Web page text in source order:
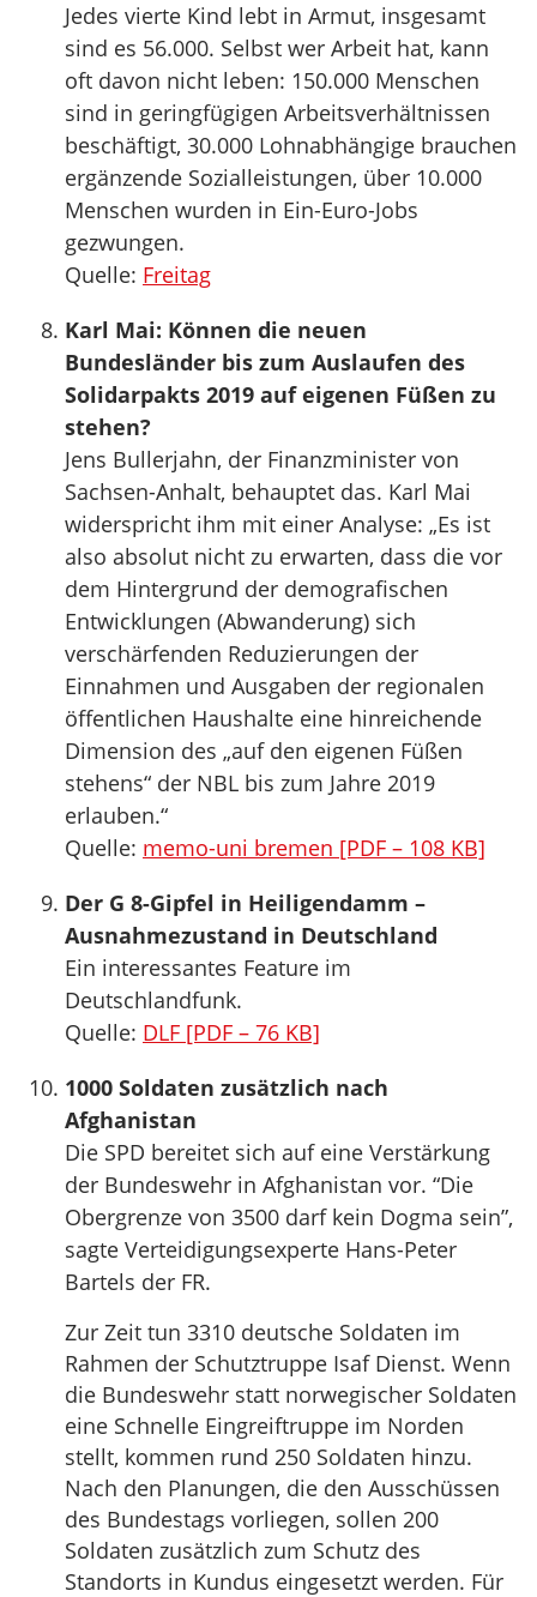
Jedes vierte Kind lebt in Armut, insgesamt
sind es 56.000. Selbst wer Arbeit hat, kann
oft davon nicht leben: 150.000 Menschen
sind in geringfügigen Arbeitsverhältnissen
beschäftigt, 30.000 Lohnabhängige brauchen
ergänzende Sozialleistungen, über 10.000
Menschen wurden in Ein-Euro-Jobs
gezwungen.
Quelle: Freitag
Karl Mai: Können die neuen
Bundesländer bis zum Auslaufen des
Solidarpakts 2019 auf eigenen Füßen zu
stehen?
Jens Bullerjahn, der Finanzminister von
Sachsen-Anhalt, behauptet das. Karl Mai
widerspricht ihm mit einer Analyse: „Es ist
also absolut nicht zu erwarten, dass die vor
dem Hintergrund der demografischen
Entwicklungen (Abwanderung) sich
verschärfenden Reduzierungen der
Einnahmen und Ausgaben der regionalen
öffentlichen Haushalte eine hinreichende
Dimension des „auf den eigenen Füßen
stehens“ der NBL bis zum Jahre 2019
erlauben.“
Quelle: memo-uni bremen [PDF – 108 KB]
Der G 8-Gipfel in Heiligendamm –
Ausnahmezustand in Deutschland
Ein interessantes Feature im
Deutschlandfunk.
Quelle: DLF [PDF – 76 KB]
1000 Soldaten zusätzlich nach
Afghanistan
Die SPD bereitet sich auf eine Verstärkung
der Bundeswehr in Afghanistan vor. “Die
Obergrenze von 3500 darf kein Dogma sein”,
sagte Verteidigungsexperte Hans-Peter
Bartels der FR.
Zur Zeit tun 3310 deutsche Soldaten im
Rahmen der Schutztruppe Isaf Dienst. Wenn
die Bundeswehr statt norwegischer Soldaten
eine Schnelle Eingreiftruppe im Norden
stellt, kommen rund 250 Soldaten hinzu.
Nach den Planungen, die den Ausschüssen
des Bundestags vorliegen, sollen 200
Soldaten zusätzlich zum Schutz des
Standorts in Kundus eingesetzt werden. Für